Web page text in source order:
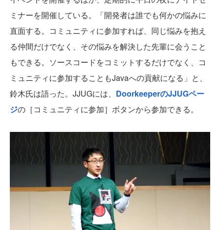
ミナーを開催している。「開発者は誰でも何かの悩みに
直面する。コミュニティに参加すれば、同じ悩みを抱え
る仲間だけでなく、その悩みを解決した先輩に会うこと
もできる。ソースコードをコミットするだけでなく、コ
ミュニティに参加することもJavaへの貢献になる」と、
鈴木氏は語った。JJUGには、 DoorkeeperのJJUGペー
ジの［コミュニティに参加］ボタンから参加できる。